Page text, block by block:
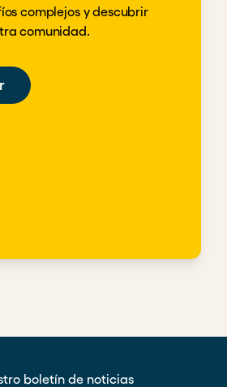
complejos y descubrir
comunidad.
boletín de noticias